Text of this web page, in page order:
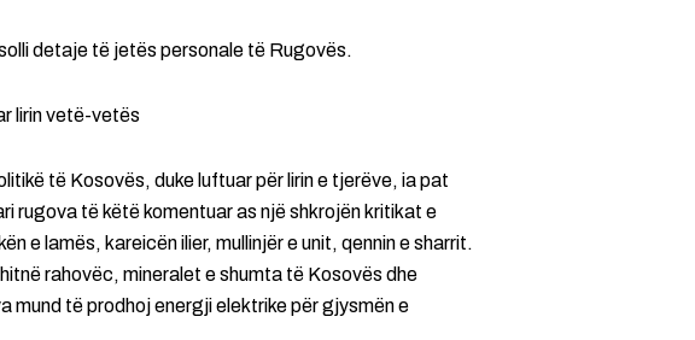
detaje të jetës personale të Rugovës.
lirin vetë-vetës
të Kosovës, duke luftuar për lirin e tjerëve, ia pat
rugova të këtë komentuar as një shkrojën kritikat e
e lamës, kareicën ilier, mullinjër e unit, qennin e sharrit.
rahovëc, mineralet e shumta të Kosovës dhe
mund të prodhoj energji elektrike për gjysmën e